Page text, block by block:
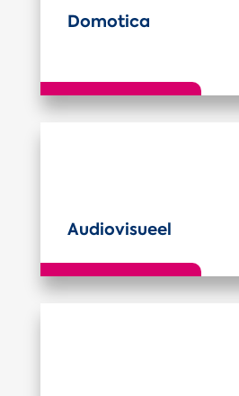
Domotica
Audiovisueel